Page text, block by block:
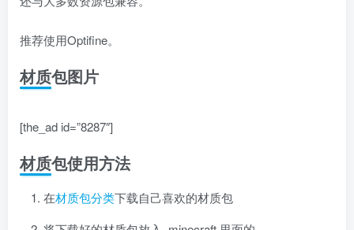
推荐使用Optifine。
材质包图片
[the_ad id=”8287″]
材质包使用方法
在材质包分类下载自己喜欢的材质包